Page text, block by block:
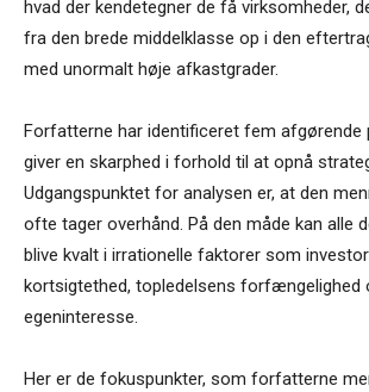
hvad der kendetegner de få virksomheder,
fra den brede middelklasse op i den
med unormalt høje afkastgrader.
Forfatterne har identificeret fem afgørende
giver en skarphed i forhold til at opnå
Udgangspunktet for analysen er, at den
ofte tager overhånd. På den måde kan alle
blive kvalt i irrationelle faktorer som
kortsigtethed, topledelsens forfængelighed
egeninteresse.
Her er de fokuspunkter, som forfatterne